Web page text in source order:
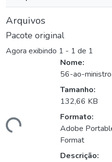
Arquivos
Pacote original
Agora exibindo 1 - 1 de 1
Nome:
56-ao-
Tamanho:
132,66 KB
Formato:
Adobe
Format
Descrição: